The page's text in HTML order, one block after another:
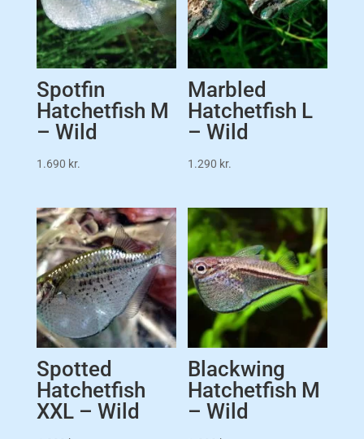
Spotfin
Hatchetfish M
– Wild
1.690 kr.
Marbled
Hatchetfish L
– Wild
1.290 kr.
Spotted
Hatchetfish
XXL – Wild
Blackwing
Hatchetfish M
– Wild